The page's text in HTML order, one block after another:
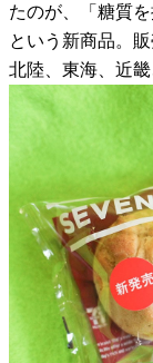
たのが、「糖質
という新商品。
北陸、東海、近畿